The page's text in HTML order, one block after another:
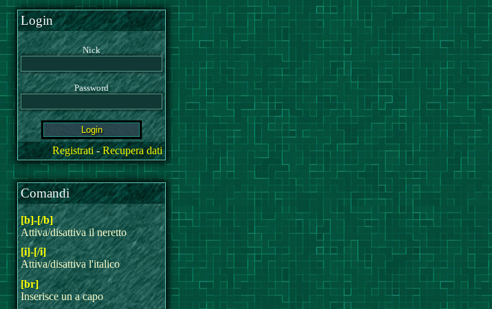
Login
Nick
Password
Registrati-Recupera dati
Comandi
[b]-[/b]
Attiva/disattiva il neretto
[i]-[/i]
Attiva/disattiva l'italico
[br]
Inserisce un a capo